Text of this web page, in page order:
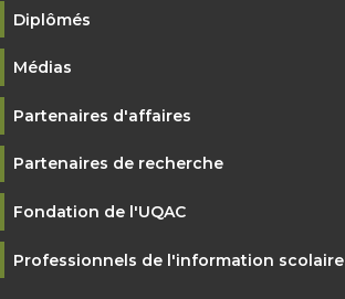
Diplômés
Médias
Partenaires d'affaires
Partenaires de recherche
Fondation de l'UQAC
Professionnels de l'information scolaire